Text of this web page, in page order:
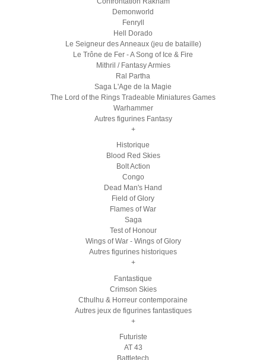
Demonworld
Fenryll
Hell Dorado
Le Seigneur des Anneaux (jeu de bataille)
Le Trône de Fer - A Song of Ice & Fire
Mithril / Fantasy Armies
Ral Partha
Saga L'Age de la Magie
The Lord of the Rings Tradeable Miniatures Games
Warhammer
Autres figurines Fantasy
+
Historique
Blood Red Skies
Bolt Action
Congo
Dead Man's Hand
Field of Glory
Flames of War
Saga
Test of Honour
Wings of War - Wings of Glory
Autres figurines historiques
+
Fantastique
Crimson Skies
Cthulhu & Horreur contemporaine
Autres jeux de figurines fantastiques
+
Futuriste
AT 43
Battletech